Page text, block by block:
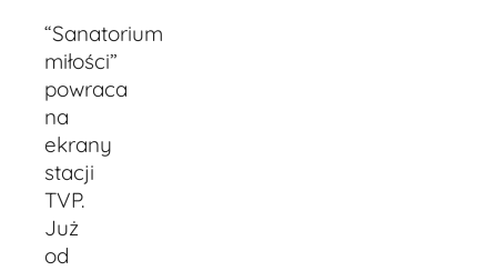
“Sanatorium
miłości”
powraca
na
ekrany
stacji
TVP.
Już
od